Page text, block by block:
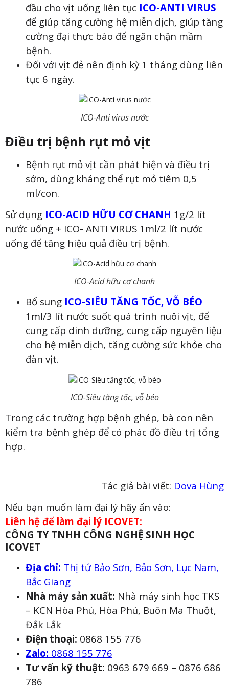
đầu cho vịt uống liên tục ICO-ANTI VIRUS
để giúp tăng cường hệ miễn dịch, giúp tăng
cường đại thực bào để ngăn chặn mầm
bệnh.
Đối với vịt đẻ nên định kỳ 1 tháng dùng liên
tục 6 ngày.
ICO-Anti virus nước
Điều trị bệnh rụt mỏ vịt
Bệnh rụt mỏ vịt cần phát hiện và điều trị
sớm, dùng kháng thể rụt mỏ tiêm 0,5
ml/con.
Sử dụng ICO-ACID HỮU CƠ CHANH 1g/2 lít
nước uống + ICO- ANTI VIRUS 1ml/2 lít nước
uống để tăng hiệu quả điều trị bệnh.
ICO-Acid hữu cơ chanh
Bổ sung ICO-SIÊU TĂNG TỐC, VỖ BÉO
1ml/3 lít nước suốt quá trình nuôi vịt, để
cung cấp dinh dưỡng, cung cấp nguyên liệu
cho hệ miễn dịch, tăng cường sức khỏe cho
đàn vịt.
ICO-Siêu tăng tốc, vỗ béo
Trong các trường hợp bệnh ghép, bà con nên
kiểm tra bệnh ghép để có phác đồ điều trị tổng
hợp.
Tác giả bài viết: Dova Hùng
Nếu bạn muốn làm đại lý hãy ấn vào:
Liên hệ để làm đại lý ICOVET:
CÔNG TY TNHH CÔNG NGHỆ SINH HỌC
ICOVET
Địa chỉ: Thị tứ Bảo Sơn, Bảo Sơn, Lục Nam,
Bắc Giang
Nhà máy sản xuất: Nhà máy sinh học TKS
– KCN Hòa Phú, Hòa Phú, Buôn Ma Thuột,
Đắk Lắk
Điện thoại: 0868 155 776
Zalo: 0868 155 776
Tư vấn kỹ thuật: 0963 679 669 – 0876 686
786